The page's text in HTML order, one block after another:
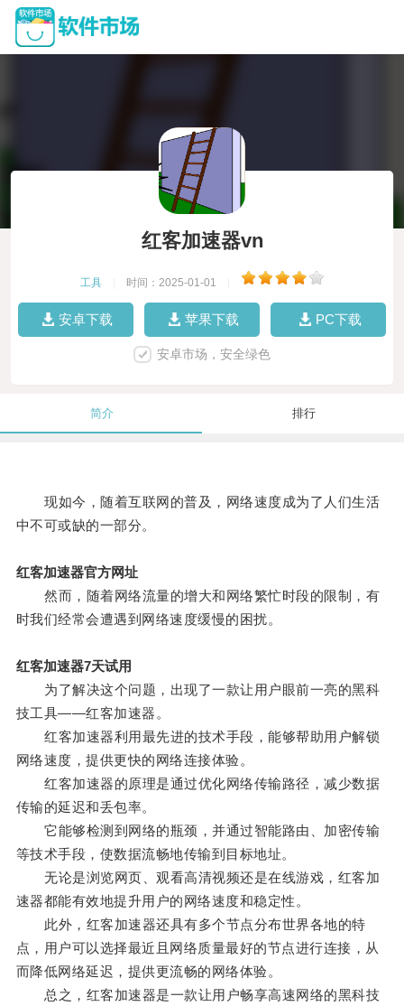
红客加速器vn
工具 时间：2025-01-01
安卓下载 苹果下载 PC下载
安卓市场，安全绿色
简介 排行
现如今，随着互联网的普及，网络速度成为了人们生活
中不可或缺的一部分。
红客加速器官方网址
然而，随着网络流量的增大和网络繁忙时段的限制，有
时我们经常会遭遇到网络速度缓慢的困扰。
红客加速器7天试用
为了解决这个问题，出现了一款让用户眼前一亮的黑科
技工具——红客加速器。
红客加速器利用最先进的技术手段，能够帮助用户解锁
网络速度，提供更快的网络连接体验。
红客加速器的原理是通过优化网络传输路径，减少数据
传输的延迟和丢包率。
它能够检测到网络的瓶颈，并通过智能路由、加密传输
等技术手段，使数据流畅地传输到目标地址。
无论是浏览网页、观看高清视频还是在线游戏，红客加
速器都能有效地提升用户的网络速度和稳定性。
此外，红客加速器还具有多个节点分布世界各地的特
点，用户可以选择最近且网络质量最好的节点进行连接，从
而降低网络延迟，提供更流畅的网络体验。
总之，红客加速器是一款让用户畅享高速网络的黑科技